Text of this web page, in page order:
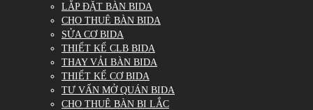
LẮP ĐẶT BÀN BIDA
CHO THUÊ BÀN BIDA
SỬA CƠ BIDA
THIẾT KẾ CLB BIDA
THAY VẢI BÀN BIDA
THIẾT KẾ CƠ BIDA
TƯ VẤN MỞ QUÁN BIDA
CHO THUÊ BÀN BI LẮC